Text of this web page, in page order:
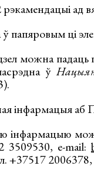
ад
ў папяровым ці
можна падаць
ў
інфармацыя аб
інфармацыю
3509530, e-mail:
+37517